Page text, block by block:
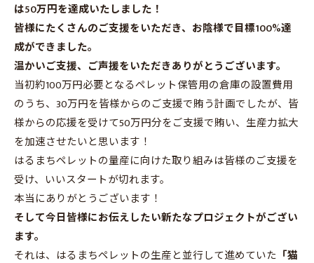
は50万円を達成いたしました！
皆様にたくさんのご支援をいただき、お陰様で目標100%達
成ができました。
温かいご支援、ご声援をいただきありがとうございます。
当初約100万円必要となるペレット保管用の倉庫の設置費用
のうち、30万円を皆様からのご支援で賄う計画でしたが、皆
様からの応援を受けて50万円分をご支援で賄い、生産力拡大
を加速させたいと思います！
はるまちペレットの量産に向けた取り組みは皆様のご支援を
受け、いいスタートが切れます。
本当にありがとうございます！
そして今日皆様にお伝えしたい新たなプロジェクトがござい
ます。
それは、はるまちペレットの生産と並行して進めていた 「猫